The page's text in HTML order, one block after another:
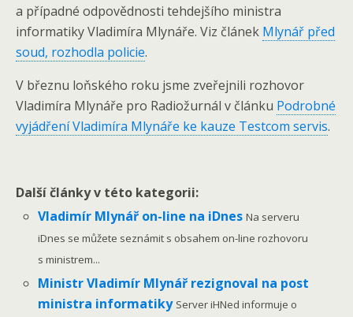
a případné odpovědnosti tehdejšího ministra
informatiky Vladimíra Mlynáře. Viz článek Mlynář před
soud, rozhodla policie.
V březnu loňského roku jsme zveřejnili rozhovor
Vladimíra Mlynáře pro Radiožurnál v článku Podrobné
vyjádření Vladimíra Mlynáře ke kauze Testcom servis.
Další články v této kategorii:
Vladimír Mlynář on-line na iDnesNa serveru
iDnes se můžete seznámit s obsahem on-line rozhovoru
s ministrem...
Ministr Vladimír Mlynář rezignoval na post
ministra informatiky Server iHNed informuje o